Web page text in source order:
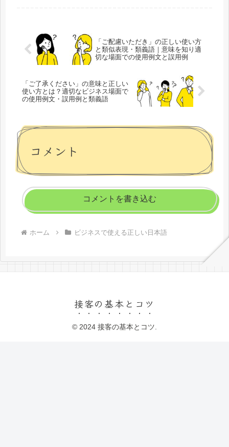
「ご配慮いただき」の正しい使い方
と類似表現・類義語｜意味を知り適
切な場面での使用例文と誤用例
「ご了承ください」の意味と正しい
使い方とは？適切なビジネス場面で
の使用例文・誤用例と類義語
コメント
コメントを書き込む
ホーム ビジネスで使える正しい日本語
接客の基本とコツ
© 2024 接客の基本とコツ.